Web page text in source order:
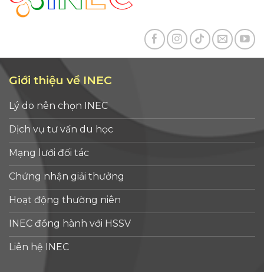
Giới thiệu về INEC
Lý do nên chọn INEC
Dịch vụ tư vấn du học
Mạng lưới đối tác
Chứng nhận giải thưởng
Hoạt động thường niên
INEC đồng hành với HSSV
Liên hệ INEC